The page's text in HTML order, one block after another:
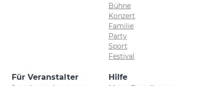
Bühne
Konzert
Familie
Party
Sport
Festival
Für Veranstalter Hilfe